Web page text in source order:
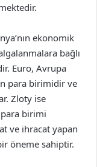
ekonomik
bağlı
Euro, Avrupa
para birimidir ve
Zloty ise
birimi
ve ihracat yapan
öneme sahiptir.